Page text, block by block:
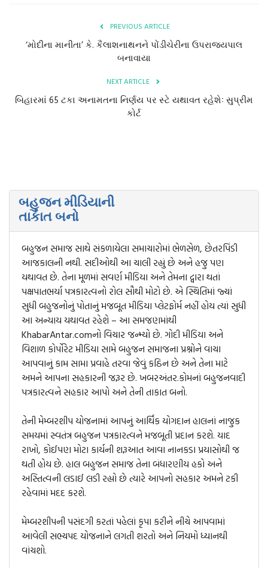
PREVIOUS ARTICLE
‘મોદીના માનીતા’ કે. કૈલાશનાથનને પોંડીચેરીના ઉપરાજ્યપાલ
બનાવાયા
NEXT ARTICLE
બિહારમાં 65 ટકા અનામતના નિર્ણય પર સ્ટે યથાવત રહેશેઃ સુપ્રીમ
કોર્ટ
બહુજન મીડિયાની
તાકાત બનો
બહુજન સમાજ સાથે સંકળાયેલા સમાચારોમાં ભેળસેળ, છેતરપિંડી
આજકાલની નથી. સદીઓથી આ ચાલી રહ્યું છે અને હજુ પણ
યથાવત છે. તેના મૂળમાં સવર્ણ મીડિયા અને તેમના દ્વારા થતાં
પક્ષપાતભર્યા પત્રકારત્વનો રોલ સૌથી મોટો છે. એ સ્થિતિમાં જ્યાં
સુધી બહુજનોનું પોતાનું મજબૂત મીડિયા પ્લેટફોર્મ નહીં હોય ત્યાં સુધી
આ અન્યાય યથાવત રહેશે – આ સમજણમાંથી
KhabarAntar.comનો વિચાર જન્મ્યો છે. ગોદી મીડિયા અને
વિશાળ કોર્પોરેટ મીડિયા સામે બહુજન સમાજના પ્રશ્નોને વાચા
આપવાનું કામ સામા પ્રવાહે તરવા જેવું કઠિન છે અને તેના માટે
અમને આપના સહકારની જરૂર છે. ખબરઅંતર.કોમનાં બહુજનવાદી
પત્રકારત્વને સહકાર આપો અને તેની તાકાત બનો.
તેની મેમ્બરશીપ યોજનામાં આપનું આર્થિક યોગદાન હાલનાં નાજુક
સમયમાં સ્વતંત્ર બહુજન પત્રકારત્વને મજબૂતી પ્રદાન કરશે. યાદ
રાખો, કોઈપણ મોટા કાર્યની શરૂઆત આવા નાનકડા પ્રયાસોથી જ
થતી હોય છે. હાલ બહુજન સમાજ તેના બંધારણીય હકો અને
અસ્તિત્વની લડાઈ લડી રહ્યો છે ત્યારે આપનો સહકાર અમને ટકી
રહેવામાં મદદ કરશે.
મેમ્બરશીપની પસંદગી કરતાં પહેલાં કૃપા કરીને નીચે આપવામાં
આવેલી સભ્યપદ યોજનાને લગતી શરતો અને નિયમો ધ્યાનથી
વાંચશો.